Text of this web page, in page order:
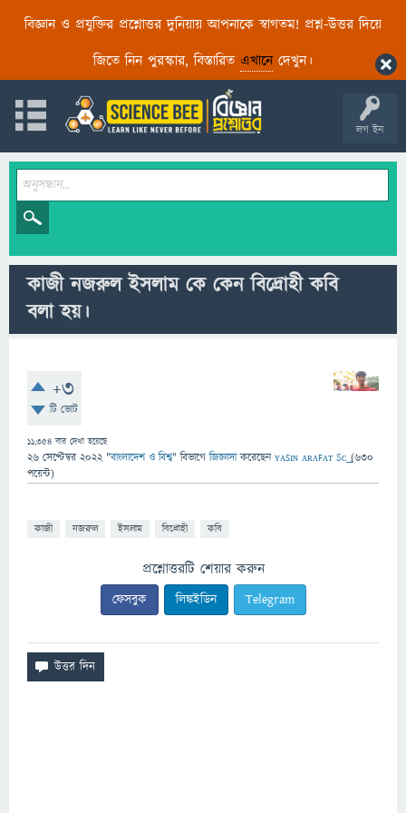
বিজ্ঞান ও প্রযুক্তির প্রশ্নোত্তর দুনিয়ায় আপনাকে স্বাগতম! প্রশ্ন-উত্তর দিয়ে
জিতে নিন পুরস্কার, বিস্তারিত এখানেদেখুন।
লগ ইন
কাজী নজরুল ইসলাম কে কেন বিদ্রোহী কবি
বলা হয়।
+3
টি ভোট
11,354 বার দেখা হয়েছে
26 সেপ্টেম্বর 2022 "বাংলাদেশ ও বিশ্ব" বিভাগে জিজ্ঞাসাকরেছেনʏᴀꜱɪɴ ᴀʀᴀꜰᴀᴛ Sᴄ͢͢͢ (630
পয়েন্ট)
কাজী নজরুল ইসলাম বিদ্রোহী কবি
প্রশ্নোত্তরটি শেয়ার করুন
ফেসবুক লিঙ্কইডিন Telegram